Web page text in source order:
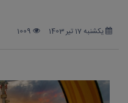
یکشنبه 17 تیر 1403